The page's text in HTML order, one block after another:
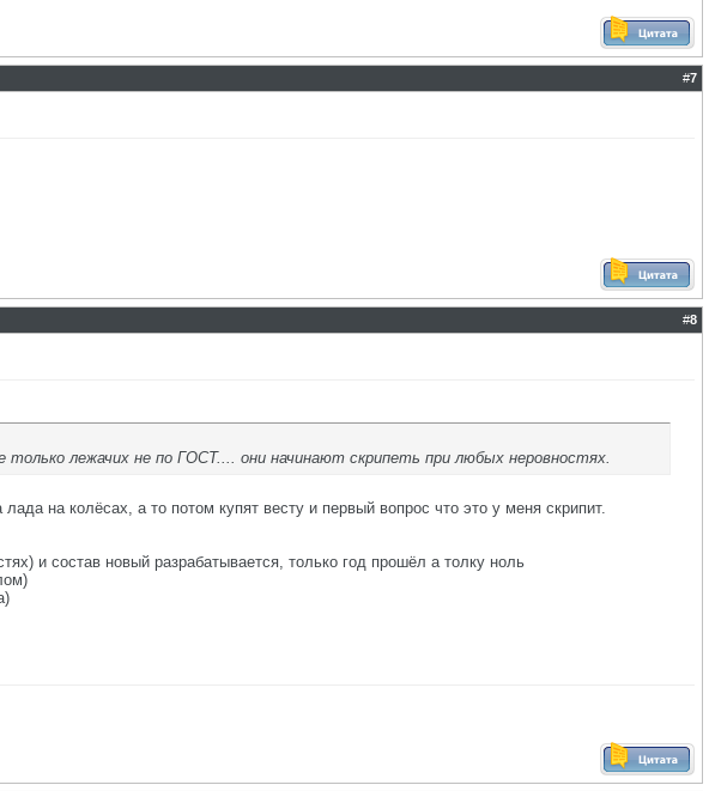
#7
#8
только лежачих не по ГОСТ.... они начинают скрипеть при любых неровностях.
на колёсах, а то потом купят весту и первый вопрос что это у меня скрипит.
и состав новый разрабатывается, только год прошёл а толку ноль